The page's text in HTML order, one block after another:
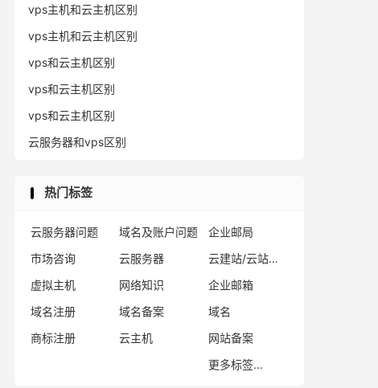
vps主机和云主机区别
vps主机和云主机区别
vps和云主机区别
vps和云主机区别
vps和云主机区别
云服务器和vps区别
热门标签
云服务器问题 域名及账户问题
企业邮局
市场咨询
云服务器
云建站/云站群/小程序
虚拟主机
网络知识
企业邮箱
域名注册
域名备案
域名
商标注册
云主机
网站备案
更多标签...